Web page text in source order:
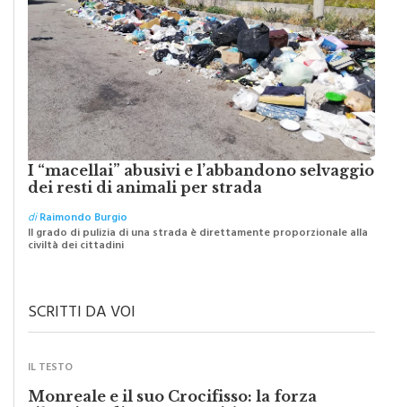
I “macellai” abusivi e l’abbandono selvaggio
dei resti di animali per strada
diRaimondo Burgio
Il grado di pulizia di una strada è direttamente proporzionale alla
civiltà dei cittadini
Monreale e il suo Crocifisso: la forza
silenziosa di una comunità